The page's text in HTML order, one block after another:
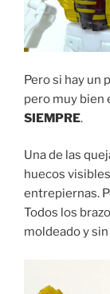
Pero si hay un
pero muy bien
SIEMPRE.
Una de las
huecos
entrepiernas.
Todos los
moldeado y